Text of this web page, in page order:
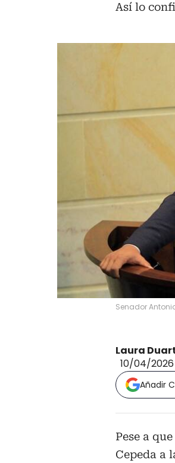
Así lo
Senador
Laura
10/04/
Añadir
Pese a
Cepeda a